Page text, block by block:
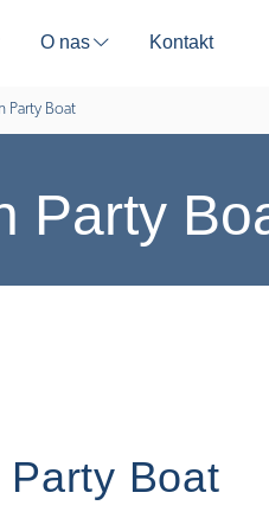
O nas ⬇ Kontakt
Party Boat
Party
Boat